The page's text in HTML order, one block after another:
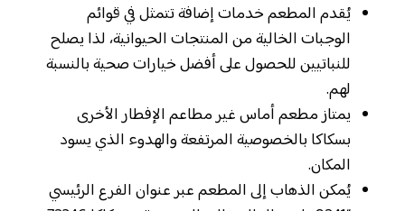
يُقدم المطعم خدمات إضافة تتمثل في قوائم
الوجبات الخالية من المنتجات الحيوانية، لذا يصلح
للنباتيين للحصول على أفضل خيارات صحية بالنسبة
لهم.
يمتاز مطعم أماس غير مطاعم الإفطار الأخرى
بسكاكا بالخصوصية المرتفعة والهدوء الذي يسود
المكان.
يُمكن الذهاب إلى المطعم عبر عنوان الفرع الرئيسي